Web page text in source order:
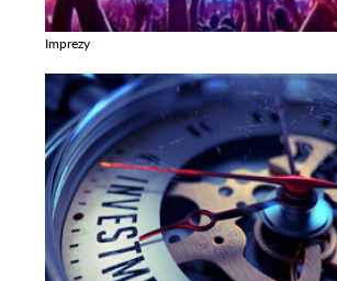
Imprezy